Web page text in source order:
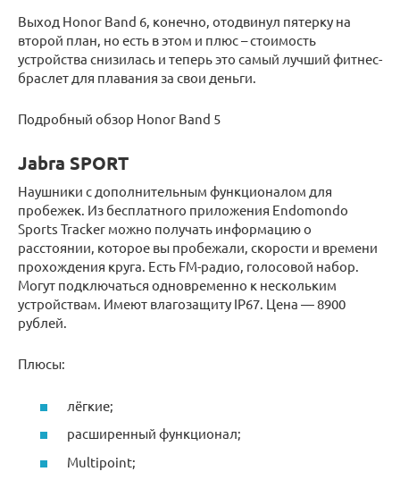
Выход Honor Band 6, конечно, отодвинул пятерку на
второй план, но есть в этом и плюс – стоимость
устройства снизилась и теперь это самый лучший фитнес-
браслет для плавания за свои деньги.
Подробный обзор Honor Band 5
Jabra SPORT
Наушники с дополнительным функционалом для
пробежек. Из бесплатного приложения Endomondo
Sports Tracker можно получать информацию о
расстоянии, которое вы пробежали, скорости и времени
прохождения круга. Есть FM-радио, голосовой набор.
Могут подключаться одновременно к нескольким
устройствам. Имеют влагозащиту IP67. Цена — 8900
рублей.
Плюсы:
лёгкие;
расширенный функционал;
Multipoint;